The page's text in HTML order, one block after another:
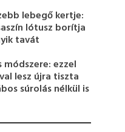
lebegő kertje:
lótusz borítja
tavát
ezzel
lesz újra tiszta
súrolás nélkül is